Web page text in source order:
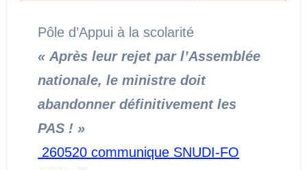
Pôle d’Appui à la scolarité
« Après leur rejet par l’Assemblée
nationale, le ministre doit
abandonner définitivement les
PAS ! »
260520 communique SNUDI-FO